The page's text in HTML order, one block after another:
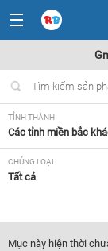
TỈNH THÀNH
Các tỉnh miền bắc
CHỦNG LOẠI
Tất cả
Tất cả
Mục này hiện thời